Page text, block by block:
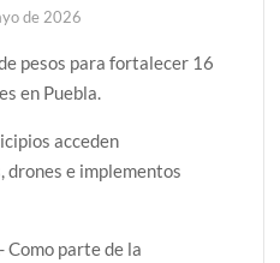
de 2026
pesos para fortalecer 16
en Puebla.
acceden
e implementos
Como parte de la